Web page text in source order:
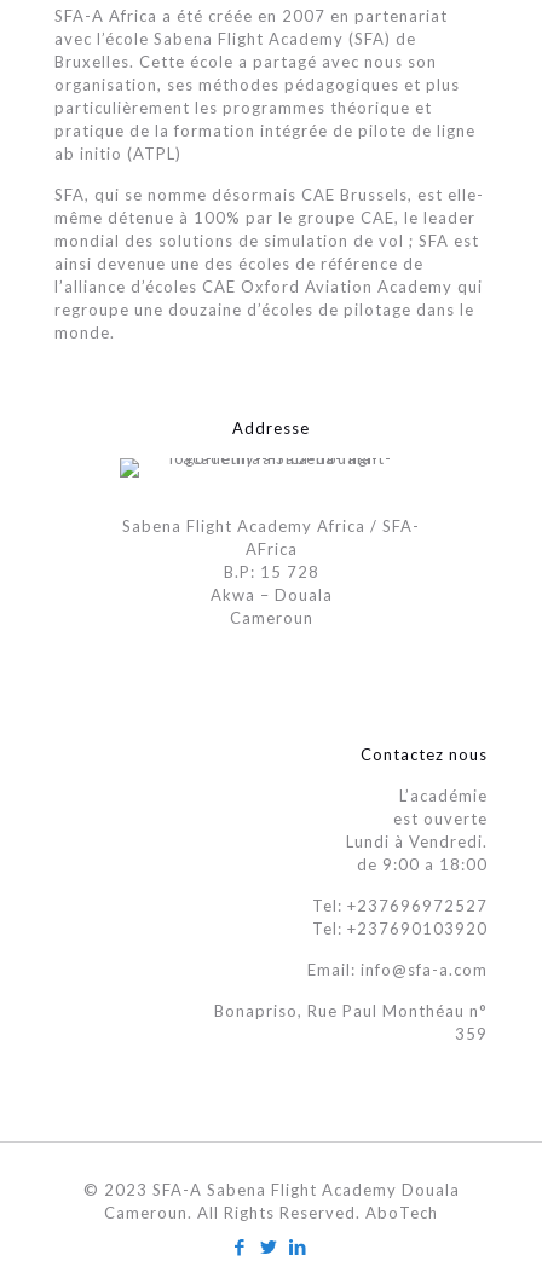
SFA-A Africa a été créée en 2007 en partenariat
avec l’école Sabena Flight Academy (SFA) de
Bruxelles. Cette école a partagé avec nous son
organisation, ses méthodes pédagogiques et plus
particulièrement les programmes théorique et
pratique de la formation intégrée de pilote de ligne
ab initio (ATPL)
SFA, qui se nomme désormais CAE Brussels, est elle-
même détenue à 100% par le groupe CAE, le leader
mondial des solutions de simulation de vol ; SFA est
ainsi devenue une des écoles de référence de
l’alliance d’écoles CAE Oxford Aviation Academy qui
regroupe une douzaine d’écoles de pilotage dans le
monde.
Addresse
Sabena Flight Academy Africa / SFA-
AFrica
B.P: 15 728
Akwa – Douala
Cameroun
Contactez nous
L’académie
est ouverte
Lundi à Vendredi.
de 9:00 a 18:00
Tel: +237696972527
Tel: +237690103920
Email: info@sfa-a.com
Bonapriso, Rue Paul Monthéau n°
359
© 2023 SFA-A Sabena Flight Academy Douala
Cameroun. All Rights Reserved. AboTech